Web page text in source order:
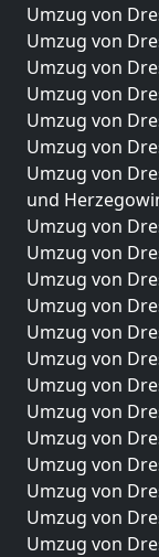
Umzug von
Umzug von
Umzug von
Umzug von
Umzug von
Umzug von
Umzug von
und
Umzug von
Umzug von
Umzug von
Umzug von
Umzug von
Umzug von
Umzug von
Umzug von
Umzug von
Umzug von
Umzug von
Umzug von
Umzug von